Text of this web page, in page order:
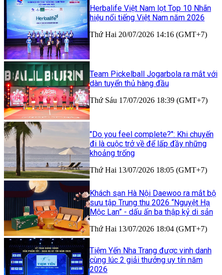
Herbalife Việt Nam lọt Top 10 Nhãn
hiệu nổi tiếng Việt Nam năm 2026
Thứ Hai 20/07/2026 14:16 (GMT+7)
Team Pickelball Jogarbola ra mắt với
dàn tuyển thủ hàng đầu
Thứ Sáu 17/07/2026 18:39 (GMT+7)
"Do you feel complete?": Khi chuyến
đi là cuộc trở về để lấp đầy những
khoảng trống
Thứ Hai 13/07/2026 18:05 (GMT+7)
Khách sạn Hà Nội Daewoo ra mắt bộ
sưu tập Trung thu 2026 “Nguyệt Hạ
Mộc Lan” - dấu ấn ba thập kỷ di sản
Thứ Hai 13/07/2026 18:04 (GMT+7)
Tiệm Yến Nha Trang được vinh danh
cùng lúc 2 giải thưởng uy tín năm
2026